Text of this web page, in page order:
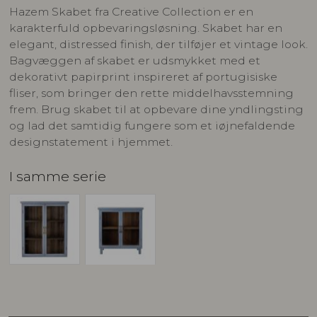
Hazem Skabet fra Creative Collection er en
karakterfuld opbevaringsløsning. Skabet har en
elegant, distressed finish, der tilføjer et vintage look.
Bagvæggen af skabet er udsmykket med et
dekorativt papirprint inspireret af portugisiske
fliser, som bringer den rette middelhavsstemning
frem. Brug skabet til at opbevare dine yndlingsting
og lad det samtidig fungere som et iøjnefaldende
designstatement i hjemmet.
I samme serie